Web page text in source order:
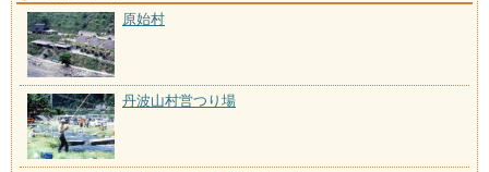
原始村
丹波山村営つり場